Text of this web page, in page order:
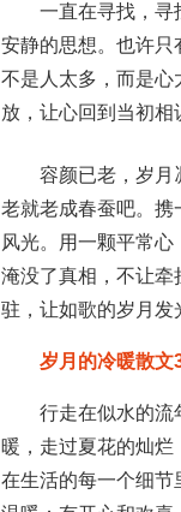
一直在寻找，寻
安静的思想。也许只
不是人太多，而是心
放，让心回到当初相
容颜已老，岁月
老就老成春蚕吧。携
风光。用一颗平常
淹没了真相，不让牵
驻，让如歌的岁月发
岁月的冷暖散文
行走在似水的流
暖，走过夏花的灿烂
在生活的每一个细节